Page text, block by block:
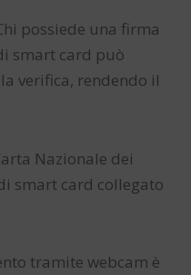
possiede una firma
smart card può
verifica, rendendo il
Nazionale dei
smart card collegato
tramite webcam è